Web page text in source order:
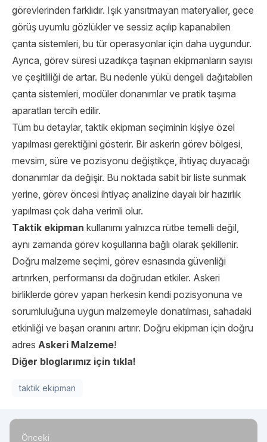
görevlerinden farklıdır. Işık yansıtmayan materyaller, gece
görüş uyumlu gözlükler ve sessiz açılıp kapanabilen
çanta sistemleri, bu tür operasyonlar için daha uygundur.
Ayrıca, görev süresi uzadıkça taşınan ekipmanların sayısı
ve çeşitliliği de artar. Bu nedenle yükü dengeli dağıtabilen
çanta sistemleri, modüler donanımlar ve pratik taşıma
aparatları tercih edilir.
Tüm bu detaylar, taktik ekipman seçiminin kişiye özel
yapılması gerektiğini gösterir. Bir askerin görev bölgesi,
mevsim, süre ve pozisyonu değiştikçe, ihtiyaç duyacağı
donanımlar da değişir. Bu noktada sabit bir liste sunmak
yerine, görev öncesi ihtiyaç analizine dayalı bir hazırlık
yapılması çok daha verimli olur.
Taktik ekipman kullanımı yalnızca rütbe temelli değil,
aynı zamanda görev koşullarına bağlı olarak şekillenir.
Doğru malzeme seçimi, görev esnasında güvenliği
artırırken, performansı da doğrudan etkiler. Askeri
birliklerde görev yapan herkesin kendi pozisyonuna ve
sorumluluğuna uygun malzemeyle donatılması, sahadaki
etkinliği ve başarı oranını artırır. Doğru ekipman için doğru
adres Askeri Malzeme!
Diğer bloglarımız için tıkla!
taktik ekipman
Önceki